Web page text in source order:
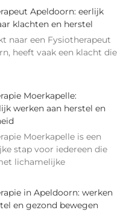
Apeldoorn: eerlijk
klachten en herstel
naar een Fysiotherapeut
heeft vaak een klacht die
Moerkapelle:
werken aan herstel en
Moerkapelle is een
stap voor iedereen die
lichamelijke
in Apeldoorn: werken
en gezond bewegen